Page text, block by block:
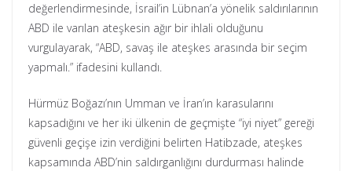
değerlendirmesinde, İsrail’in Lübnan’a yönelik saldırılarının
ABD ile varılan ateşkesin ağır bir ihlali olduğunu
vurgulayarak, “ABD, savaş ile ateşkes arasında bir seçim
yapmalı.” ifadesini kullandı.
Hürmüz Boğazı’nın Umman ve İran’ın karasularını
kapsadığını ve her iki ülkenin de geçmişte “iyi niyet” gereği
güvenli geçişe izin verdiğini belirten Hatibzade, ateşkes
kapsamında ABD’nin saldırganlığını durdurması halinde